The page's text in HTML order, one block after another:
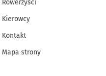
Rowerzyści
Kierowcy
Kontakt
Mapa strony